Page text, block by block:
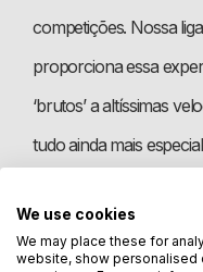
Utilizamos cookies para
experiência, melhorar o
competições. Nossa
proporciona essa
‘brutos’ a altíssimas
tudo ainda mais
A Copa Truck junta-se,
Mercedes-Benz
We use cookies
We may place these for
website, show personalised